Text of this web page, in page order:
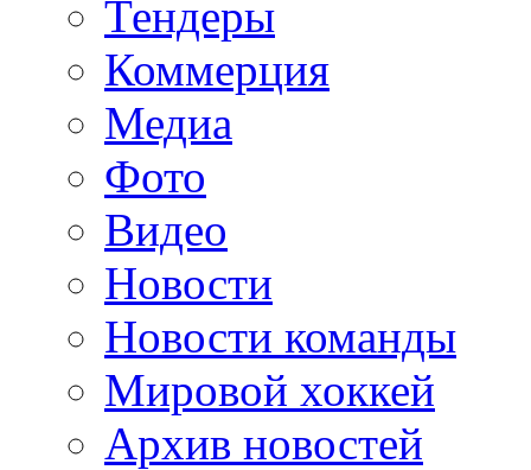
Тендеры
Коммерция
Медиа
Фото
Видео
Новости
Новости команды
Мировой хоккей
Архив новостей